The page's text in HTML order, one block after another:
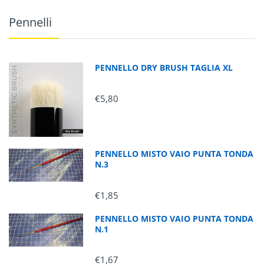
Pennelli
PENNELLO DRY BRUSH TAGLIA XL
€5,80
PENNELLO MISTO VAIO PUNTA TONDA
N.3
€1,85
PENNELLO MISTO VAIO PUNTA TONDA
N.1
€1,67